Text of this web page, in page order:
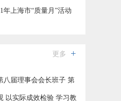
研讨会成功举办
年上海市“质量月”活动
更多
八届理事会会长班子 第
以实际成效检验 学习教